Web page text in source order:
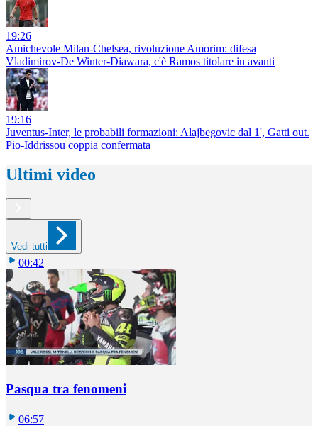
19:26
Amichevole Milan-Chelsea, rivoluzione Amorim: difesa
Vladimirov-De Winter-Diawara, c'è Ramos titolare in avanti
19:16
Juventus-Inter, le probabili formazioni: Alajbegovic dal 1', Gatti out.
Pio-Iddrissou coppia confermata
Ultimi video
Vedi tutti
00:42
Pasqua tra fenomeni
06:57